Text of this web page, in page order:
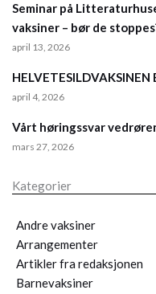
Seminar på
vaksiner – bør de
april 13, 2026
HELVETESILDVAKSINEN
april 4, 2026
Vårt høringssvar
mars 27, 2026
Kategorier
Andre vaksiner
Arrangementer
Artikler fra redaksjonen
Barnevaksiner